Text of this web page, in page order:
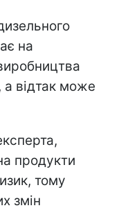
на
а відтак може
продукти
тому
змін